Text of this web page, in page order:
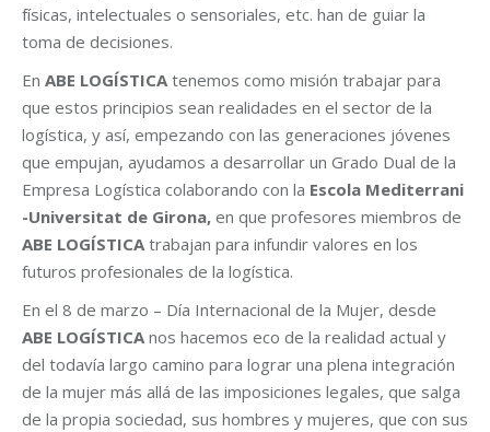
físicas, intelectuales o sensoriales, etc. han de guiar la
toma de decisiones.
En ABE LOGÍSTICA tenemos como misión trabajar para
que estos principios sean realidades en el sector de la
logística, y así, empezando con las generaciones jóvenes
que empujan, ayudamos a desarrollar un Grado Dual de la
Empresa Logística colaborando con la Escola Mediterrani
-Universitat de Girona, en que profesores miembros de
ABE LOGÍSTICA trabajan para infundir valores en los
futuros profesionales de la logística.
En el 8 de marzo – Día Internacional de la Mujer, desde
ABE LOGÍSTICA nos hacemos eco de la realidad actual y
del todavía largo camino para lograr una plena integración
de la mujer más allá de las imposiciones legales, que salga
de la propia sociedad, sus hombres y mujeres, que con sus